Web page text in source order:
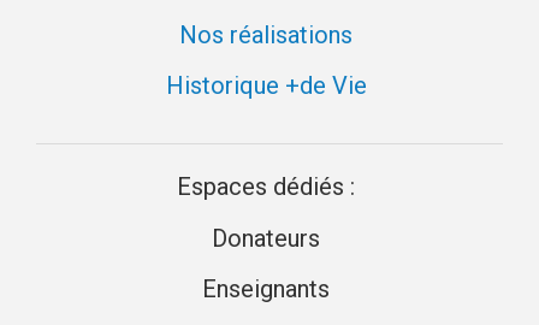
Nos réalisations
Historique +de Vie
Espaces dédiés :
Donateurs
Enseignants